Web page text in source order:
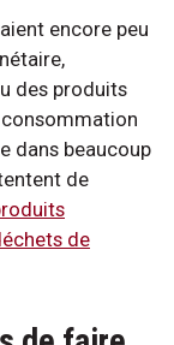
encore peu
des produits
dans beaucoup
de
de